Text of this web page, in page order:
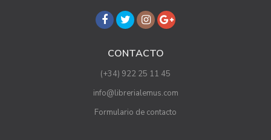
CONTACTO
(+34) 922 25 11 45
info@librerialemus.com
Formulario de contacto